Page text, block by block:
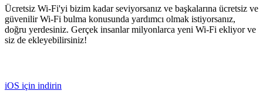
Ücretsiz Wi-Fi'yi bizim kadar seviyorsanız ve başkalarına ücretsiz ve
güvenilir Wi-Fi bulma konusunda yardımcı olmak istiyorsanız,
doğru yerdesiniz. Gerçek insanlar milyonlarca yeni Wi-Fi ekliyor ve
siz de ekleyebilirsiniz!
iOS için indirin